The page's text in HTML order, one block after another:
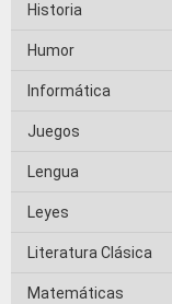
Historia
Humor
Informática
Juegos
Lengua
Leyes
Literatura Clásica
Matemáticas